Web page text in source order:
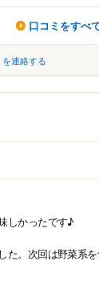
口コミをすべ
連絡する
しかったです♪
た。次回は野菜系